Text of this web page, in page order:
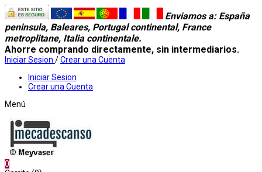
Enviamos a: España
peninsula, Baleares, Portugal continental, France
metroplitane, Italia continentale.
Ahorre comprando directamente, sin intermediarios.
Iniciar Sesion /Crear una Cuenta
Iniciar Sesion
Crear una Cuenta
Menú
0